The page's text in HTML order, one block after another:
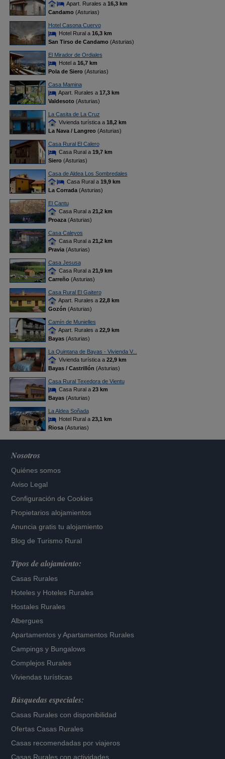
Apart. Rurales a 16,3 km
Candamo(Asturias)
Hotel Casona Cuervo
Hotel Rural a 16,3 km
San Tirso de Candamo(Asturias)
El Mirador de Ordiales
Hotel a 16,7 km
Pola de Siero(Asturias)
Casa Mamina
Apart. Rurales a 17,3 km
Valdesoto(Asturias)
La Casita de La Cruz
Vivienda turística a 18,2 km
La Nava / Langreo(Asturias)
Casa Rural El Calero
Casa Rural a 19,7 km
Siero(Asturias)
Casa de Aldea Los Sombredales
Casa Rural a 19,9 km
La Corrada(Asturias)
El Cantu
Casa Rural a 21,2 km
Proaza(Asturias)
Casa Caleyos
Casa Rural a 21,2 km
Pravia(Asturias)
Casa Jesusa
Casa Rural a 21,9 km
Carreño(Asturias)
Casa Rural El Gaitero
Apart. Rurales a 22,8 km
Gozón (Asturias)
Camín de Munielles
Apart. Rurales a 22,9 km
Bayas(Asturias)
La Quintana de Bayas - Vivienda V...
Vivienda turística a 22,9 km
Bayas / Castrillón (Asturias)
Casa Rural Texedora de Vientu
Casa Rural a 23 km
Bayas(Asturias)
La Aldea Soñada
Hotel Rural a 23,1 km
Riosa(Asturias)
Nosotros
Quiénes somos
Aviso Legal
Configuración de Cookies
Propietarios alojamientos
Anuncia gratis tu alojamiento
Blog de Turismo Rural
Tipos de alojamiento:
Casas Rurales
Hoteles y Hoteles Rurales
Hostales Rurales
Albergues
Apartamentos yApartamentos Rurales
Campings y Bungalows
Complejos Rurales
Viviendas turísticas
Búsquedas especiales:
Casas Rurales con disponibilidad
Ofertas Casas Rurales
Casas recomendadas por viajeros
Casas Rurales con actividades